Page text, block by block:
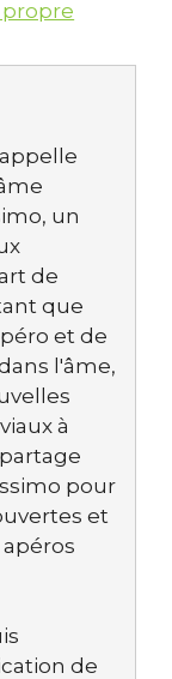
un
de
que
et de
l'âme,
à
pour
et
de